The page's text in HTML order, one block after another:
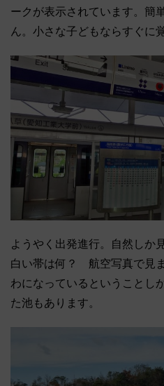
ークが表示されています。簡
ん。小さな子どもならすぐに
ようやく出発進行。自然しか
白い帯は何？ 航空写真で見
わになっているということし
た池もあります。